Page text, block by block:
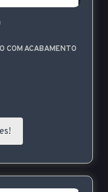
COM ACABAMENTO